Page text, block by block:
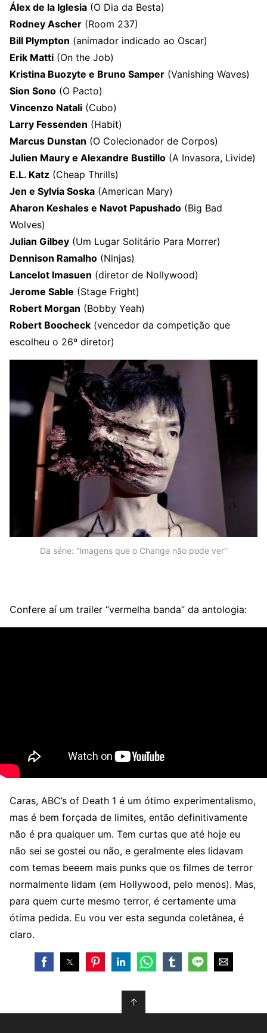
Álex de la Iglesia (O Dia da Besta)
Rodney Ascher (Room 237)
Bill Plympton (animador indicado ao Oscar)
Erik Matti (On the Job)
Kristina Buozyte e Bruno Samper (Vanishing Waves)
Sion Sono (O Pacto)
Vincenzo Natali (Cubo)
Larry Fessenden (Habit)
Marcus Dunstan (O Colecionador de Corpos)
Julien Maury e Alexandre Bustillo (A Invasora, Livide)
E.L. Katz (Cheap Thrills)
Jen e Sylvia Soska (American Mary)
Aharon Keshales e Navot Papushado (Big Bad
Wolves)
Julian Gilbey (Um Lugar Solitário Para Morrer)
Dennison Ramalho (Ninjas)
Lancelot Imasuen (diretor de Nollywood)
Jerome Sable (Stage Fright)
Robert Morgan (Bobby Yeah)
Robert Boocheck (vencedor da competição que
escolheu o 26º diretor)
Da série: “Imagens que o Change não pode ver”
Confere aí um trailer “vermelha banda” da antologia:
Caras, ABC’s of Death 1 é um ótimo experimentalismo,
mas é bem forçada de limites, então definitivamente
não é pra qualquer um. Tem curtas que até hoje eu
não sei se gostei ou não, e geralmente eles lidavam
com temas beeem mais punks que os filmes de terror
normalmente lidam (em Hollywood, pelo menos). Mas,
para quem curte mesmo terror, é certamente uma
ótima pedida. Eu vou ver esta segunda coletânea, é
claro.
↑